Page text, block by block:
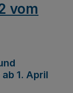
vom
1. April